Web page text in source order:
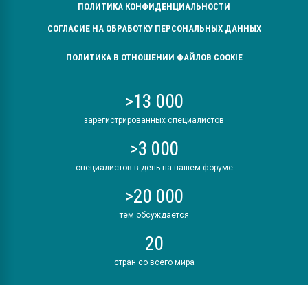
ПОЛИТИКА КОНФИДЕНЦИАЛЬНОСТИ
СОГЛАСИЕ НА ОБРАБОТКУ ПЕРСОНАЛЬНЫХ ДАННЫХ
ПОЛИТИКА В ОТНОШЕНИИ ФАЙЛОВ COOKIE
>13 000
зарегистрированных специалистов
>3 000
специалистов в день на нашем форуме
>20 000
тем обсуждается
20
стран со всего мира